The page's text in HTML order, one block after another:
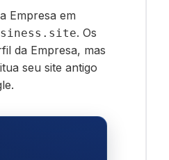
Empresa em
. Os
da Empresa, mas
seu site antigo